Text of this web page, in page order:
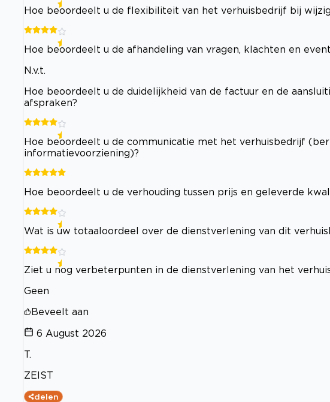
Hoe beoordeelt u de flexibiliteit van het verhuisbedrijf bij
Hoe beoordeelt u de afhandeling van vragen, klachten en
N.v.t.
Hoe beoordeelt u de duidelijkheid van de factuur en de
afspraken?
Hoe beoordeelt u de communicatie met het verhuisbedrijf
informatievoorziening)?
Hoe beoordeelt u de verhouding tussen prijs en geleverde
Wat is uw totaaloordeel over de dienstverlening van dit
Ziet u nog verbeterpunten in de dienstverlening van het
Geen
Beveelt aan
6 August 2026
T.
ZEIST
delen